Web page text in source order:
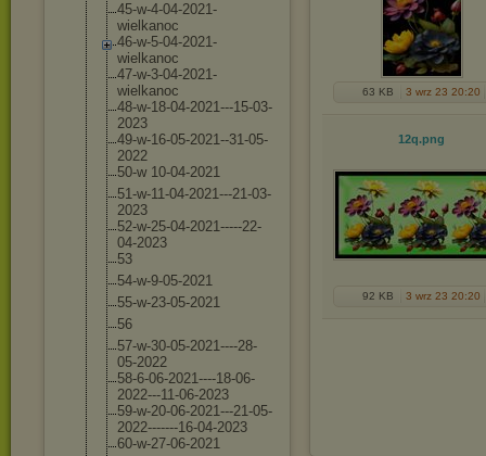
45-w-4-04-2021-
wielkanoc
46-w-5-04-2021-
wielkanoc
47-w-3-04-2021-
wielkanoc
48-w-18-04-2021---15-03-
2023
49-w-16-05-2021--31-05-
2022
50-w 10-04-2021
51-w-11-04-2021---21-03-
2023
52-w-25-04-2021-----22-
04-2023
53
54-w-9-05-2021
55-w-23-05-2021
56
57-w-30-05-2021----28-
05-2022
58-6-06-2021----18-06-
2022---11-06-2023
59-w-20-06-2021---21-05-
2022-------16-04-2023
60-w-27-06-2021
63 KB 3 wrz 23 20:20
12q.png
92 KB 3 wrz 23 20:20